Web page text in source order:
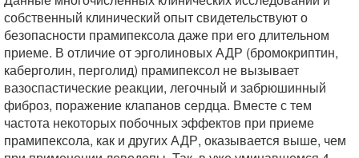
собственный клинический опыт свидетельствуют о
безопасности прамипексола даже при его длительном
приеме. В отличие от эрголиновых АДР (бромокриптин,
каберголин, перголид) прамипексол не вызывает
вазоспастические реакции, легочный и забрюшинный
фиброз, поражение клапанов сердца. Вместе с тем
частота некоторых побочных эффектов при приеме
прамипексола, как и других АДР, оказывается выше, чем